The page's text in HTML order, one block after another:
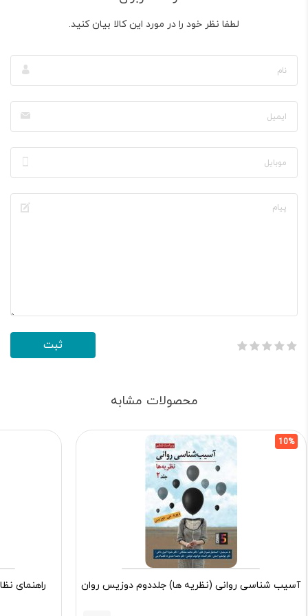
لطفا نظر خود را در مورد این کالا بیان کنید.
محصولات مشابه
10%
آسیب شناسی روانی (نظریه ها) جلددوم دوزیس روان راهنمای